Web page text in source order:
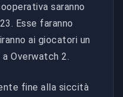
saranno
Esse faranno
ai giocatori un
Overwatch 2.
fine alla siccità